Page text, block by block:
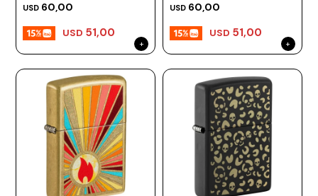
USD 60,00
USD 51,00
USD 60,00
USD 51,00